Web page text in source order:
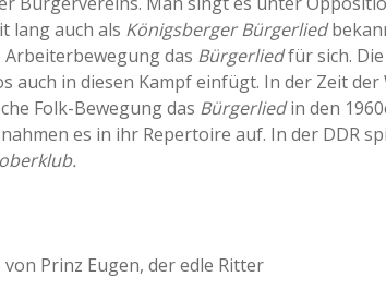
lang auch als Königsberger Bürgerlied
das Bürgerliedfür sich.
auch in diesen Kampf einfügt. In der Zeit
Folk-Bewegung das Bürgerliedin den
nahmen es in ihr Repertoire auf. In der DDR
Prinz Eugen, der edle Ritter